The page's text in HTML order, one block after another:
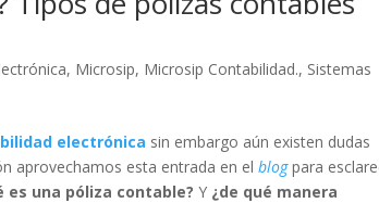
, Microsip, Microsip Contabilidad., Sistemas
electrónica sin embargo aún existen dudas
aprovechamos esta entrada en elblog para
es una póliza contable? Y ¿de qué manera